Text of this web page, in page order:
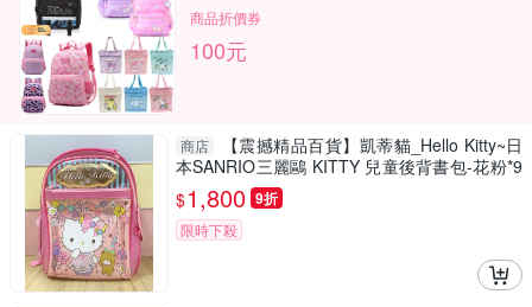
商品折價券
100元
商店
【震撼精品百貨】凱蒂貓_Hello Kitty~日
本SANRIO三麗鷗 KITTY 兒童後背書包-花粉*9
4627
$1,800 9折
限時下殺